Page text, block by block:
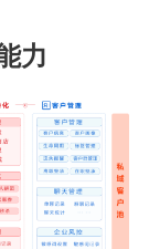
力